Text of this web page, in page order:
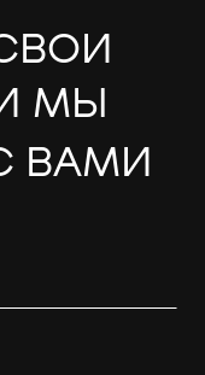
МЫ
ВАМИ